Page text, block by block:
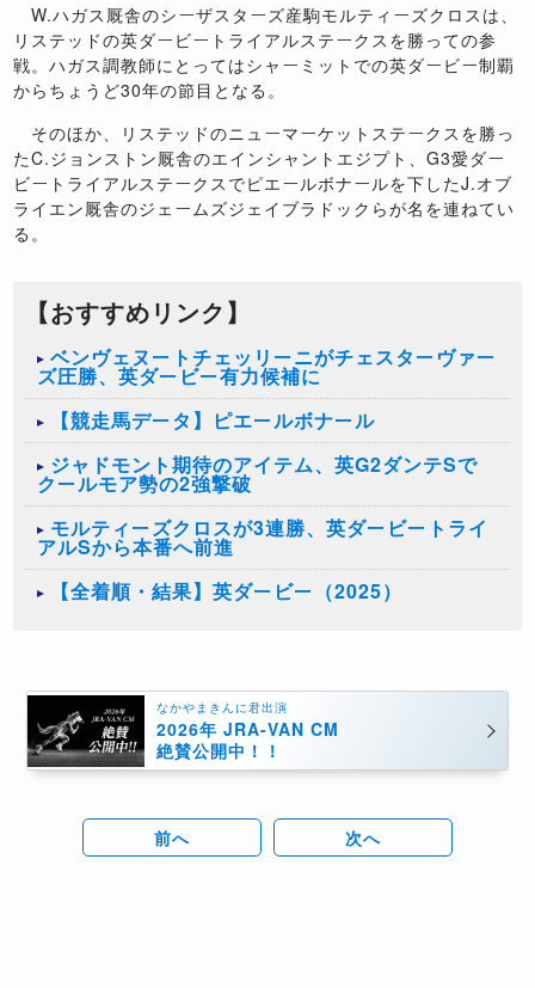
W.ハガス厩舎のシーザスターズ産駒モルティーズクロスは、
リステッドの英ダービートライアルステークスを勝っての参
戦。ハガス調教師にとってはシャーミットでの英ダービー制覇
からちょうど30年の節目となる。
そのほか、リステッドのニューマーケットステークスを勝っ
たC.ジョンストン厩舎のエインシャントエジプト、G3愛ダー
ビートライアルステークスでピエールボナールを下したJ.オブ
ライエン厩舎のジェームズジェイブラドックらが名を連ねてい
る。
【おすすめリンク】
ベンヴェヌートチェッリーニがチェスターヴァー
ズ圧勝、英ダービー有力候補に
【競走馬データ】ピエールボナール
ジャドモント期待のアイテム、英G2ダンテSで
クールモア勢の2強撃破
モルティーズクロスが3連勝、英ダービートライ
アルSから本番へ前進
【全着順・結果】英ダービー（2025）
なかやまきんに君出演
2026年 JRA-VAN CM
絶賛公開中！！
前へ 次へ